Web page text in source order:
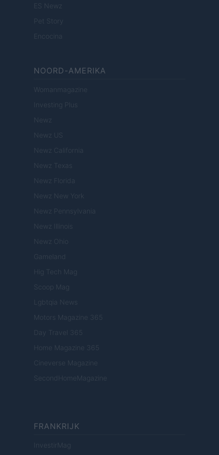
ES Newz
Pet Story
Encocina
NOORD-AMERIKA
Womanmagazine
Investing Plus
Newz
Newz US
Newz California
Newz Texas
Newz Florida
Newz New York
Newz Pennsylvania
Newz Illinois
Newz Ohio
Gameland
Hig Tech Mag
Scoop Mag
Lgbtqia News
Motors Magazine 365
Day Travel 365
Home Magazine 365
Cineverse Magazine
SecondHomeMagazine
FRANKRIJK
InvestirMag